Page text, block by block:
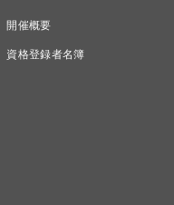
開催概要
資格登録者名簿